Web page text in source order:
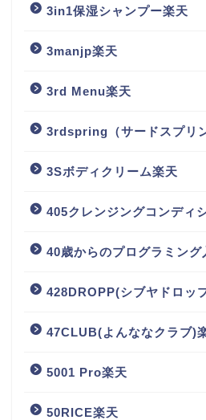
3in1保湿シャンプー楽天
3manjp楽天
3rd Menu楽天
3rdspring（サードスプリ
3Sボディクリーム楽天
405クレンジングコンディ
40歳からのプログラミング
428DROPP(シブヤドロッ
47CLUB(よんななクラブ)
5001 Pro楽天
50RICE楽天